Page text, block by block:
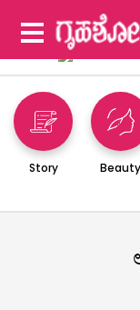
Story Beauty